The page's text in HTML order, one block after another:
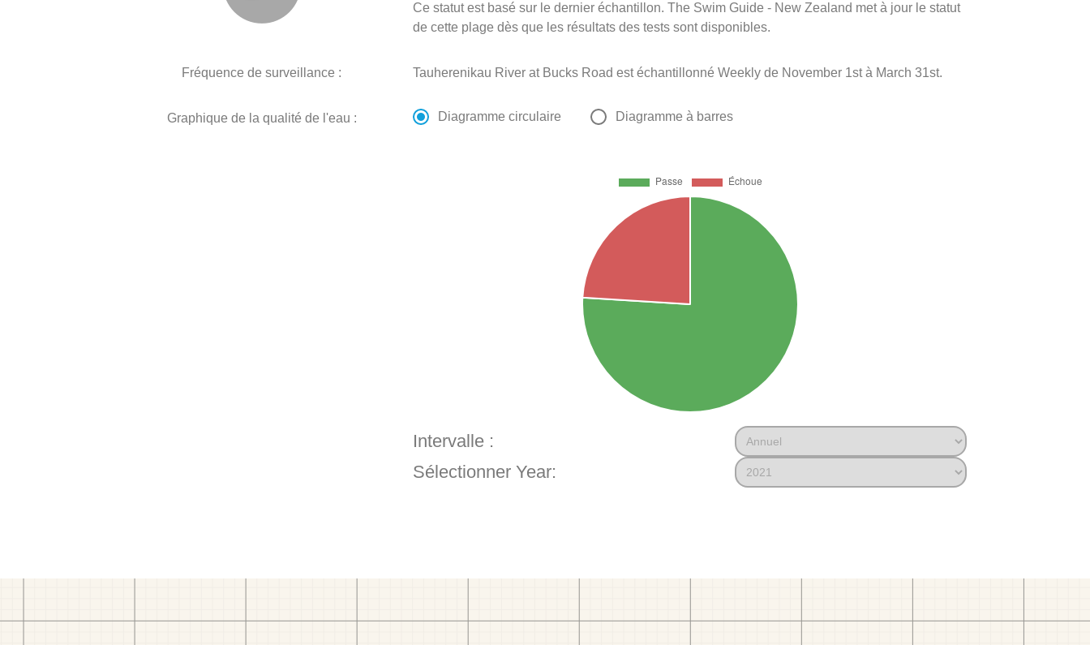
Ce statut est basé sur le dernier échantillon. The Swim Guide - New Zealand met à jour le statut
de cette plage dès que les résultats des tests sont disponibles.
Fréquence de surveillance : Tauherenikau River at Bucks Road est échantillonné Weekly de November 1st à March 31st.
Graphique de la qualité de l'eau : Diagramme circulaire Diagramme à barres
Intervalle :
Sélectionner Year: